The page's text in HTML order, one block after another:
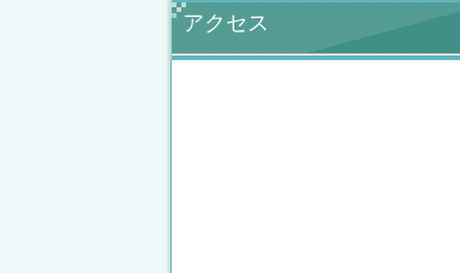
アクセス